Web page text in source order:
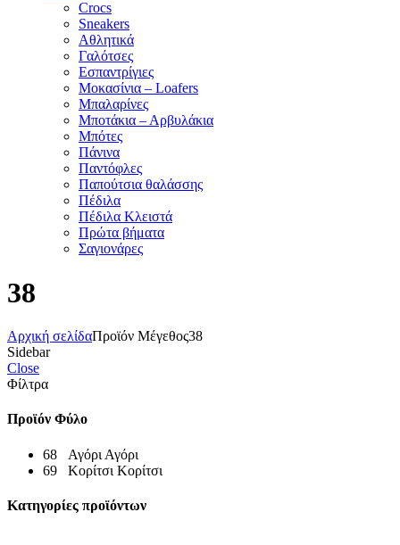
Crocs
Sneakers
Αθλητικά
Γαλότσες
Εσπαντρίγιες
Μοκασίνια – Loafers
Μπαλαρίνες
Μποτάκια – Αρβυλάκια
Μπότες
Πάνινα
Παντόφλες
Παπούτσια θαλάσσης
Πέδιλα
Πέδιλα Κλειστά
Πρώτα βήματα
Σαγιονάρες
38
Αρχική σελίδαΠροϊόν Μέγεθος38
Sidebar
Close
Φίλτρα
Προϊόν Φύλο
68 Αγόρι Αγόρι
69
Κορίτσι Κορίτσι
Κατηγορίες προϊόντων